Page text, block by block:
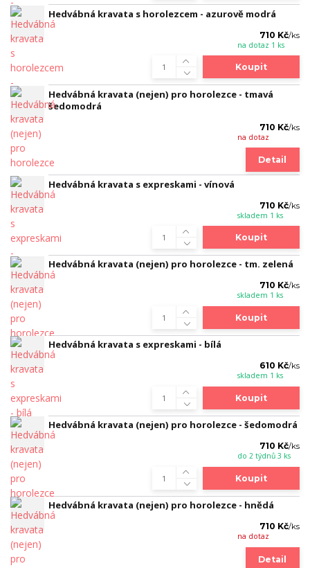
Hedvábná kravata s horolezcem - azurově modrá
710 Kč/ks
na dotaz 1 ks
Koupit
Hedvábná kravata (nejen) pro horolezce - tmavá
šedomodrá
710 Kč/ks
na dotaz
Detail
Hedvábná kravata s expreskami - vínová
710 Kč/ks
skladem 1 ks
Koupit
Hedvábná kravata (nejen) pro horolezce - tm. zelená
710 Kč/ks
skladem 1 ks
Koupit
Hedvábná kravata s expreskami - bílá
610 Kč/ks
skladem 1 ks
Koupit
Hedvábná kravata (nejen) pro horolezce - šedomodrá
710 Kč/ks
do 2 týdnů 3 ks
Koupit
Hedvábná kravata (nejen) pro horolezce - hnědá
710 Kč/ks
na dotaz
Detail